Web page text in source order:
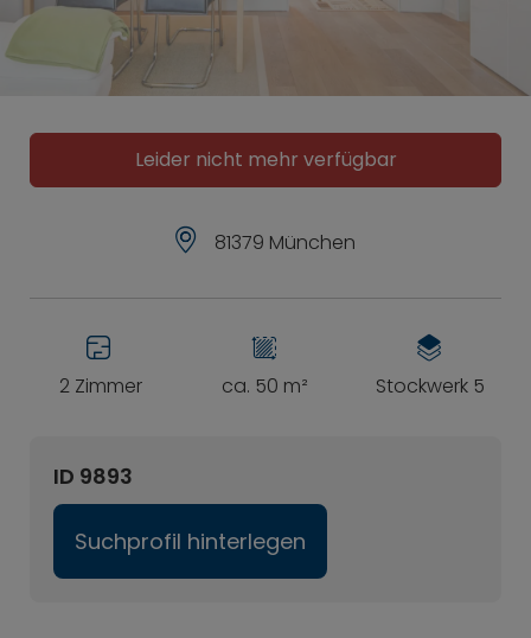
Leider nicht mehr verfügbar
81379 München
2 Zimmer ca. 50 m² Stockwerk 5
ID 9893
Suchprofil hinterlegen